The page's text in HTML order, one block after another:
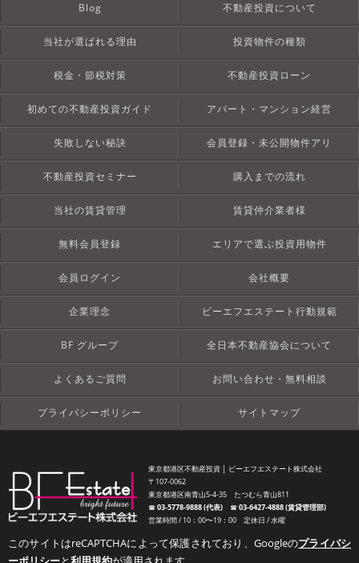
Blog 不動産投資について
当社が選ばれる理由 投資物件の種類
税金・節税対策 不動産投資ローン
初めての不動産投資ガイド アパート・マンション経営
失敗しない秘訣 会員登録・未公開物件アリ
不動産投資セミナー 購入までの流れ
当社の賃貸管理 賃貸仲介業者様
無料会員登録 エリアで選ぶ投資用物件
会員ログイン 会社概要
企業理念 ビーエフエステート行動規範
BF グループ 全日本不動産協会について
よくあるご質問 お問い合わせ・無料相談
プライバシーポリシー サイトマップ
東京都港区不動産投資 │ ビーエフエステート株式会社
〒107-0062
東京都港区南青山5-4-35 たつむら青山811
☎︎03-5778-9888 (代表)☎︎03-6427-4888 (賃貸管理部)
営業時間 / 10：00〜19：00 定休日 / 水曜
このサイトはreCAPTCHAによって保護されており、Googleのプライバシ